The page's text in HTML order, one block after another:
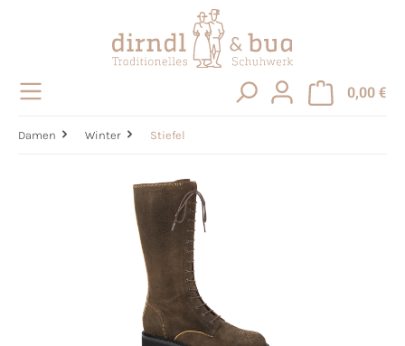
0,00 €
Damen Winter Stiefel
Bildergalerie überspringen